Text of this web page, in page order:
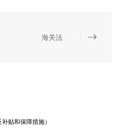
海关法
贴和保障措施）